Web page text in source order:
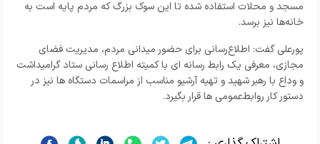
مسجد و محلات استفاده شده تا این سوک بزرگ که مردم پایه است به
خانه‌ها نیز برسد.
پورعلی گفت: اطلاع‌رسانی برای حضور میدانی مردم، مدیریت فضای
مجازی، معرفی یک رابط رسانه ای با کمیته اطلاع رسانی ستاد گرامیداشت
و وداع با رهبر شهید و تهیه آرشیو مناسب از مراسمات دستگاه ها نیز در
دستور کار روابط‌عمومی ها قرار بگیرد.